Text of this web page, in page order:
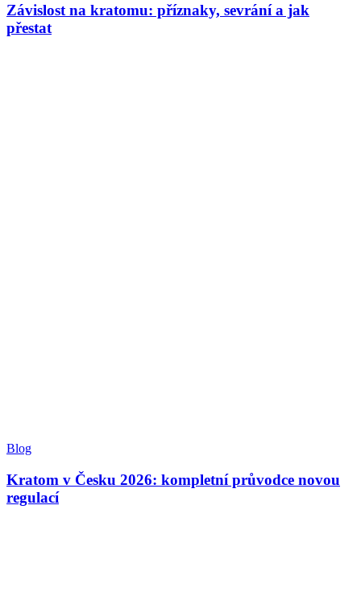
Závislost na kratomu: příznaky, sevrání a jak
přestat
Blog
Kratom v Česku 2026: kompletní průvodce novou
regulací